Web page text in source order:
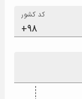
کد کشور